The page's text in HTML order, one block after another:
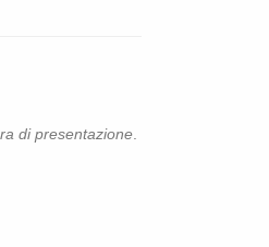
di pre­sen­ta­zio­ne